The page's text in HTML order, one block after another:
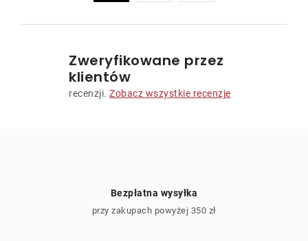
Zweryfikowane przez
klientów
recenzji. Zobacz wszystkie recenzje
Bezpłatna wysyłka
przy zakupach powyżej 350 zł